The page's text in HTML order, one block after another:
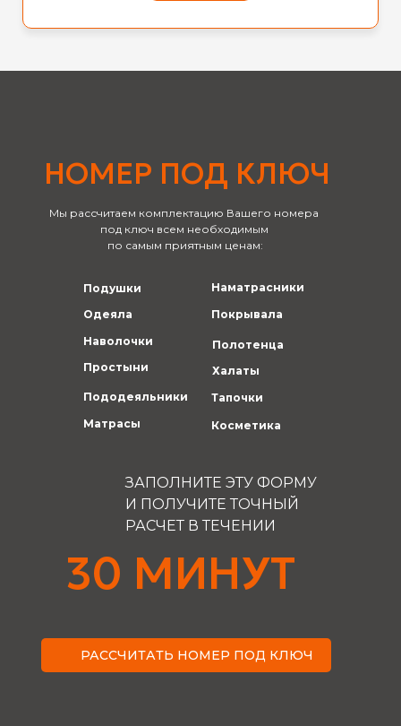
РАССЧИТАТЬ НОМЕР ПОД КЛЮЧ
30 МИНУТ
ЗАПОЛНИТЕ ЭТУ ФОРМУ
И ПОЛУЧИТЕ ТОЧНЫЙ
РАСЧЕТ В ТЕЧЕНИИ
Косметика
Тапочки
Халаты
Полотенца
Покрывала
Наматрасники
Матрасы
Пододеяльники
Простыни
Наволочки
Одеяла
Подушки
Мы рассчитаем комплектацию Вашего номера
под ключ всем необходимым
по самым приятным ценам:
НОМЕР ПОД КЛЮЧ